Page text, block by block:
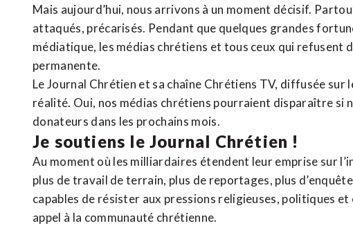
Mais aujourd’hui, nous arrivons à un moment décisif.
attaqués, précarisés. Pendant que quelques grandes
médiatique, les médias chrétiens et tous ceux qui refusent
permanente.
Le Journal Chrétien et sa chaîne Chrétiens TV, diffusée sur
réalité. Oui, nos médias chrétiens pourraient disparaître si
donateurs dans les prochains mois.
Je soutiens le Journal Chrétien !
Au moment où les milliardaires étendent leur emprise sur
plus de travail de terrain, plus de reportages, plus
capables de résister aux pressions religieuses, politiques et
appel à la communauté chrétienne.